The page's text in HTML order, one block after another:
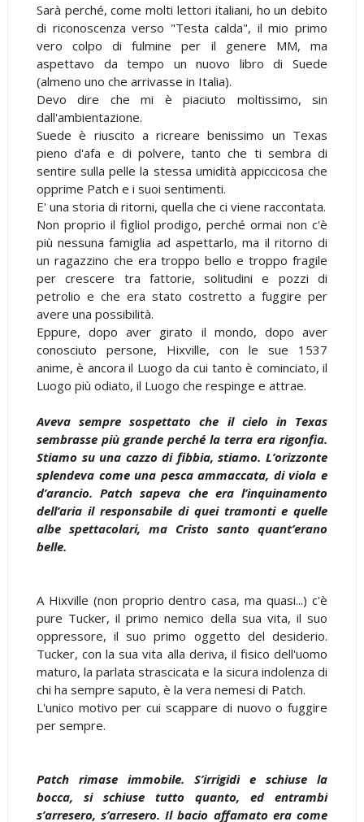
Sarà perché, come molti lettori italiani, ho un debito
di riconoscenza verso "Testa calda", il mio primo
vero colpo di fulmine per il genere MM, ma
aspettavo da tempo un nuovo libro di Suede
(almeno uno che arrivasse in Italia).
Devo dire che mi è piaciuto moltissimo, sin
dall'ambientazione.
Suede è riuscito a ricreare benissimo un Texas
pieno d'afa e di polvere, tanto che ti sembra di
sentire sulla pelle la stessa umidità appiccicosa che
opprime Patch e i suoi sentimenti.
E' una storia di ritorni, quella che ci viene raccontata.
Non proprio il figliol prodigo, perché ormai non c'è
più nessuna famiglia ad aspettarlo, ma il ritorno di
un ragazzino che era troppo bello e troppo fragile
per crescere tra fattorie, solitudini e pozzi di
petrolio e che era stato costretto a fuggire per
avere una possibilità.
Eppure, dopo aver girato il mondo, dopo aver
conosciuto persone, Hixville, con le sue 1537
anime, è ancora il Luogo da cui tanto è cominciato, il
Luogo più odiato, il Luogo che respinge e attrae.
Aveva sempre sospettato che il cielo in Texas
sembrasse più grande perché la terra era rigonfia.
Stiamo su una cazzo di fibbia, stiamo. L’orizzonte
splendeva come una pesca ammaccata, di viola e
d’arancio. Patch sapeva che era l’inquinamento
dell’aria il responsabile di quei tramonti e quelle
albe spettacolari, ma Cristo santo quant’erano
belle.
A Hixville (non proprio dentro casa, ma quasi...) c'è
pure Tucker, il primo nemico della sua vita, il suo
oppressore, il suo primo oggetto del desiderio.
Tucker, con la sua vita alla deriva, il fisico dell'uomo
maturo, la parlata strascicata e la sicura indolenza di
chi ha sempre saputo, è la vera nemesi di Patch.
L'unico motivo per cui scappare di nuovo o fuggire
per sempre.
Patch rimase immobile. S’irrigidì e schiuse la
bocca, si schiuse tutto quanto, ed entrambi
s’arresero, s’arresero. Il bacio affamato era come